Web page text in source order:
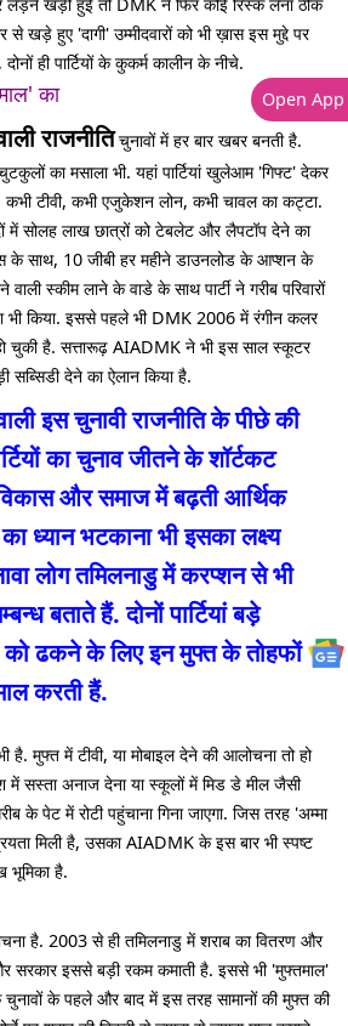
लड़ने खड़ी हुईं तो DMK ने फिर कोई रिस्क लेना ठीक
से खड़े हुए 'दागी' उम्मीदवारों को भी ख़ास इस मुद्दे पर
ही पार्टियों के कुकर्म कालीन के नीचे.
का
राजनीतिचुनावों में हर बार खबर बनती है.
का मसाला भी. यहां पार्टियां खुलेआम 'गिफ्ट' देकर
कभी टीवी, कभी एजुकेशन लोन, कभी चावल का कट्टा.
में सोलह लाख छात्रों को टेबलेट और लैपटॉप देने का
साथ, 10 जीबी हर महीने डाउनलोड के आप्शन के
स्कीम लाने के वाडे के साथ पार्टी ने गरीब परिवारों
भी किया. इससे पहले भी DMK 2006 में रंगीन कलर
हो चुकी है. सत्तारूढ़ AIADMK ने भी इस साल स्कूटर
सब्सिडी देने का ऐलान किया है.
इस चुनावी राजनीति के पीछे की
का चुनाव जीतने के शॉर्टकट
और समाज में बढ़ती आर्थिक
ध्यान भटकाना भी इसका लक्ष्य
लोग तमिलनाडु में करप्शन से भी
बताते हैं. दोनों पार्टियां बड़े
ढकने के लिए इन मुफ्त के तोहफों
करती हैं.
मुफ्त में टीवी, या मोबाइल देने की आलोचना तो हो
सस्ता अनाज देना या स्कूलों में मिड डे मील जैसी
के पेट में रोटी पहुंचाना गिना जाएगा. जिस तरह 'अम्मा
मिली है, उसका AIADMK के इस बार भी स्पष्ट
भूमिका है.
है. 2003 से ही तमिलनाडु में शराब का वितरण और
सरकार इससे बड़ी रकम कमाती है. इससे भी 'मुफ्तमाल'
के पहले और बाद में इस तरह सामानों की मुफ्त की
Open App